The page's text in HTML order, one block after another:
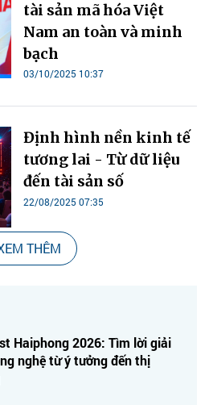
tài sản mã hóa Việt
Nam an toàn và minh
bạch
03/10/2025 10:37
Định hình nền kinh tế
tương lai - Từ dữ liệu
đến tài sản số
22/08/2025 07:35
THÊM
Haiphong 2026: Tìm lời giải
nghệ từ ý tưởng đến thị